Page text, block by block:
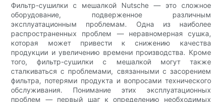
Фильтр-сушилки с мешалкой Nutsche — это сложное
оборудование, подверженное различным
эксплуатационным проблемам. Одна из наиболее
распространенных проблем — неравномерная сушка,
которая может привести к снижению качества
продукции и увеличению времени производства. Кроме
того, фильтр-сушилки с мешалкой могут также
сталкиваться с проблемами, связанными с засорением
фильтра, потерями продукта и вопросами технического
обслуживания. Понимание этих эксплуатационных
проблем — первый шаг к определению необходимых